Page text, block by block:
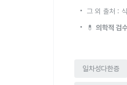
그 외 출처 :
💊 의학적 검
일차성다한증